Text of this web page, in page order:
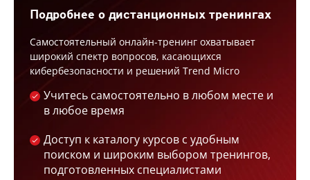
Подробнее о дистанционных тренингах
Самостоятельный онлайн-тренинг охватывает
широкий спектр вопросов, касающихся
кибербезопасности и решений Trend Micro
Учитесь самостоятельно в любом месте и
в любое время
Доступ к каталогу курсов с удобным
поиском и широким выбором тренингов,
подготовленных специалистами